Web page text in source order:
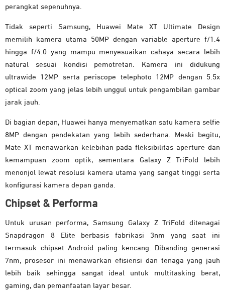
perangkat sepenuhnya.
Tidak seperti Samsung, Huawei Mate XT Ultimate Design
memilih kamera utama 50MP dengan variable aperture f/1.4
hingga f/4.0 yang mampu menyesuaikan cahaya secara lebih
natural sesuai kondisi pemotretan. Kamera ini didukung
ultrawide 12MP serta periscope telephoto 12MP dengan 5.5x
optical zoom yang jelas lebih unggul untuk pengambilan gambar
jarak jauh.
Di bagian depan, Huawei hanya menyematkan satu kamera selfie
8MP dengan pendekatan yang lebih sederhana. Meski begitu,
Mate XT menawarkan kelebihan pada fleksibilitas aperture dan
kemampuan zoom optik, sementara Galaxy Z TriFold lebih
menonjol lewat resolusi kamera utama yang sangat tinggi serta
konfigurasi kamera depan ganda.
Chipset & Performa
Untuk urusan performa, Samsung Galaxy Z TriFold ditenagai
Snapdragon 8 Elite berbasis fabrikasi 3nm yang saat ini
termasuk chipset Android paling kencang. Dibanding generasi
7nm, prosesor ini menawarkan efisiensi dan tenaga yang jauh
lebih baik sehingga sangat ideal untuk multitasking berat,
gaming, dan pemanfaatan layar besar.